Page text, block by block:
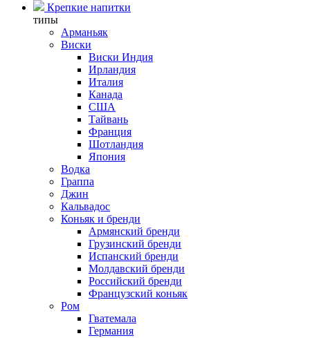
Крепкие напитки
типы
Арманьяк
Виски
Виски Индия
Ирландия
Италия
Канада
США
Тайвань
Франция
Шотландия
Япония
Водка
Граппа
Джин
Кальвадос
Коньяк и бренди
Армянский бренди
Грузинский бренди
Испанский бренди
Молдавский бренди
Российский бренди
Французский коньяк
Ром
Гватемала
Германия